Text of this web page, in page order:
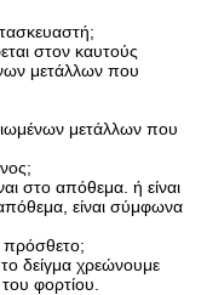
στον καυτούς
μετάλλων που
μετάλλων που
στο απόθεμα. ή είναι
είναι σύμφωνα
πρόσθετο;
δείγμα χρεώνουμε
φορτίου.